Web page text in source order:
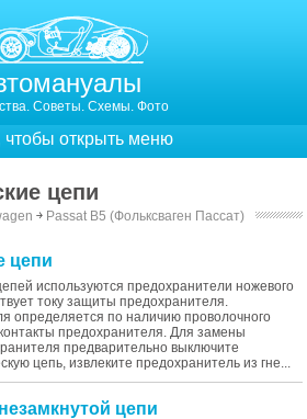
Советы. Схемы. Фото
открыть меню
цепи
￫ Passat B5 (Фольксваген Пассат)
цепи
используются предохранители ножевого
току защиты предохранителя.
определяется по наличию проволочного
предохранителя. Для замены
предварительно выключите
цепь, извлеките предохранитель из гне...
цепи